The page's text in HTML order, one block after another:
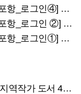
때 ‘구룡포 일본인가옥거리’
②] 영일대해수욕장
①] 청하공진시장
작가 도서 4권]